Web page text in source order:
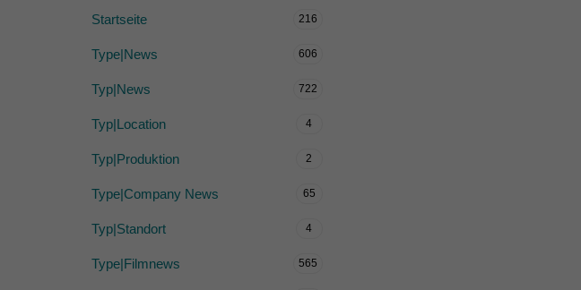
Startseite 216
Type|News 606
Typ|News 722
Typ|Location 4
Typ|Produktion 2
Type|Company News 65
Typ|Standort 4
Type|Filmnews 565